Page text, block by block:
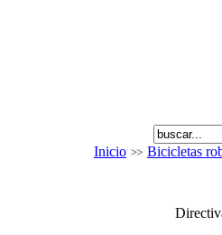
Inicio Bicicletas